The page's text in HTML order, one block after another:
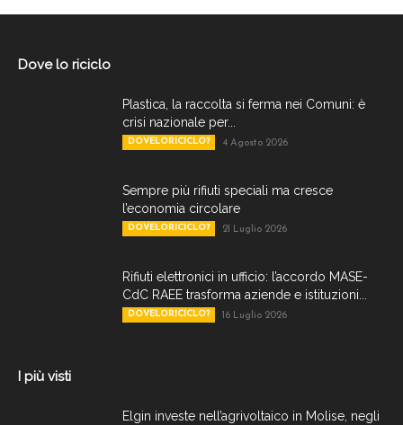
Dove lo riciclo
Plastica, la raccolta si ferma nei Comuni: è
crisi nazionale per...
DOVELORICICLO? 4 Agosto 2026
Sempre più rifiuti speciali ma cresce
l’economia circolare
DOVELORICICLO? 21 Luglio 2026
Rifiuti elettronici in ufficio: l’accordo MASE-
CdC RAEE trasforma aziende e istituzioni...
DOVELORICICLO? 16 Luglio 2026
I più visti
Elgin investe nell’agrivoltaico in Molise, negli